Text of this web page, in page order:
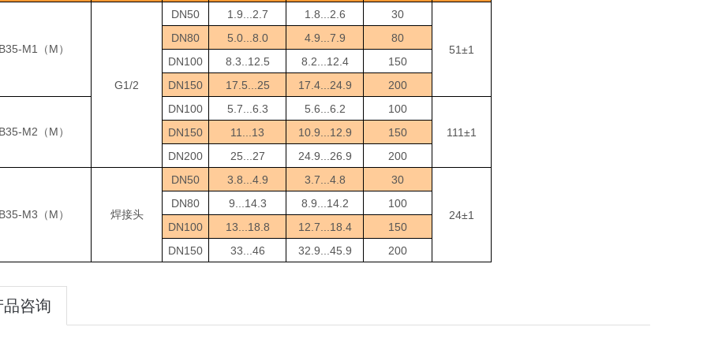
M1 （ M ）
G1/2
DN50 1.9...2.7 1.8...2.6 30
51±1
DN80 5.0...8.0 4.9...7.9
80
DN100
8.3..12.5 8.2...12.4
150
DN150
17.5...25 17.4...24.9 200
M2 （ M ）
DN100 5.7...6.3 5.6...6.2
100
111±1
DN150 11...13 10.9...12.9
150
DN200
25...27 24.9...26.9 200
M3 （ M ） 焊接头
DN50 3.8...4.9 3.7...4.8 30
24±1
DN80 9...14.3 8.9...14.2
100
DN100
13...18.8 12.7...18.4
150
DN150
33...46 32.9...45.9 200
品咨询